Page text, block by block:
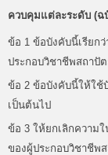
ควบคุมแต่ละระดับ (ฉ
ข้อ 1 ข้อบังคับนี้เรียก
ประกอบวิชาชีพสถาปั
ข้อ 2 ข้อบังคับนี้ให้ใช้
เป็นต้นไป
ข้อ 3 ให้ยกเลิกความ
ของผู้ประกอบวิชาชีพ